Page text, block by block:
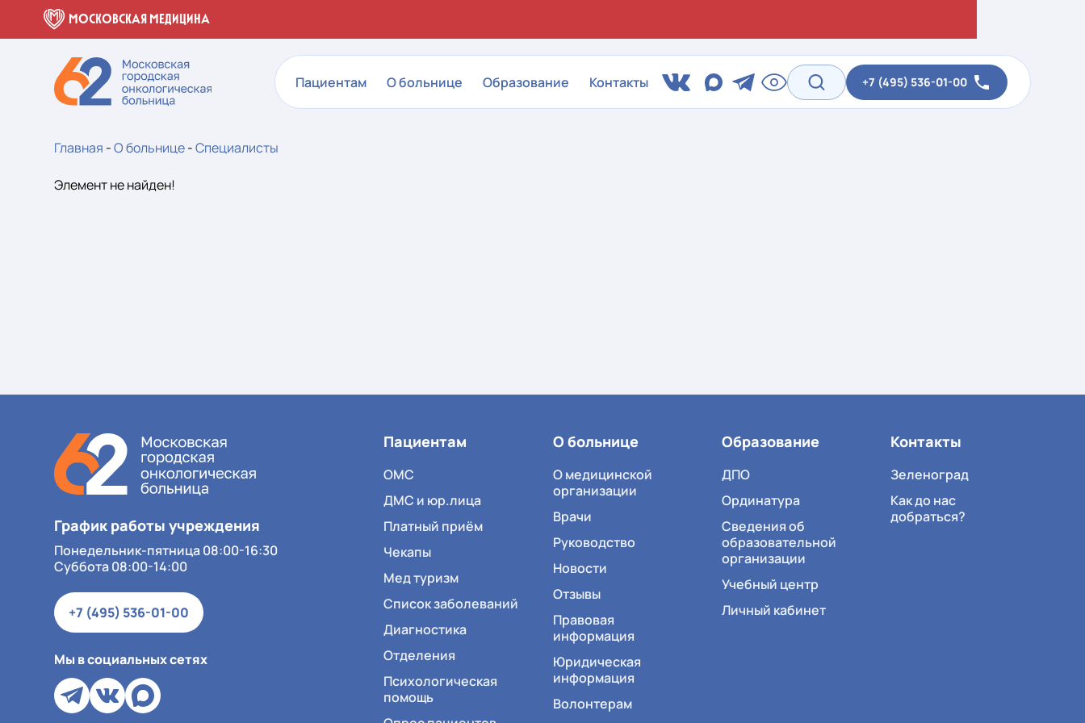
МОСКОВСКАЯ МЕДИЦИНА
Пациентам О больнице Образование Контакты +7 (495) 536-01-00
Главная -О больнице-Специалисты
Элемент не найден!
График работы учреждения
Понедельник-пятница 08:00-16:30
Суббота 08:00-14:00
+7 (495) 536-01-00
Мы в социальных сетях
Пациентам
ОМС
ДМС и юр.лица
Платный приём
Чекапы
Мед туризм
Список заболеваний
Диагностика
Отделения
Психологическая
помощь
О больнице
О медицинской
организации
Врачи
Руководство
Новости
Отзывы
Правовая
информация
Юридическая
информация
Волонтерам
Образование
ДПО
Ординатура
Сведения об
образовательной
организации
Учебный центр
Личный кабинет
Контакты
Зеленоград
Как до нас
добраться?